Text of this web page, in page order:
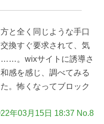
と全く同じような手口
換すぐ要求されて、気
……。wixサイトに誘導さ
感を感じ、調べてみる
。怖くなってブロック
年03月15日 18:37 No.8